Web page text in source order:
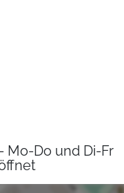
Mo-Do und Di-Fr